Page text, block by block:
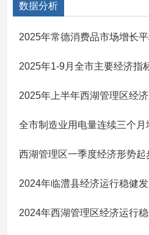
数据分析
2025年常德消费品市场增长
2025年1-9月全市主要经济指
全市制造业用电量连续三个月
2024年临澧县经济运行稳健
2024年西湖管理区经济运行